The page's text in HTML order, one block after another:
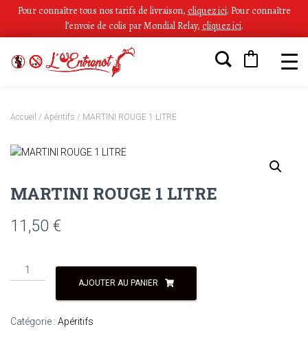
Pour connaître tous nos tarifs de livraison, cliquez ici. Pour connaître
l’envoie de colis par Mondial Relay, cliquez ici.
Accueil / Apéritifs / MARTINI ROUGE 1 LITRE
MARTINI ROUGE 1 LITRE
11,50 €
AJOUTER AU PANIER
Catégorie : Apéritifs